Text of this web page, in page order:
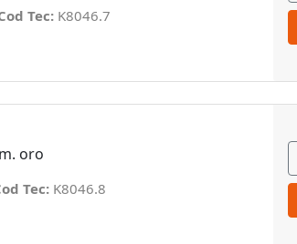
Tec: K8046.7
oro
Tec: K8046.8